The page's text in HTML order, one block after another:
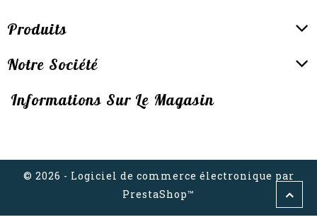
Produits
Notre Société
Informations Sur Le Magasin
© 2026 - Logiciel de commerce électronique par
PrestaShop™